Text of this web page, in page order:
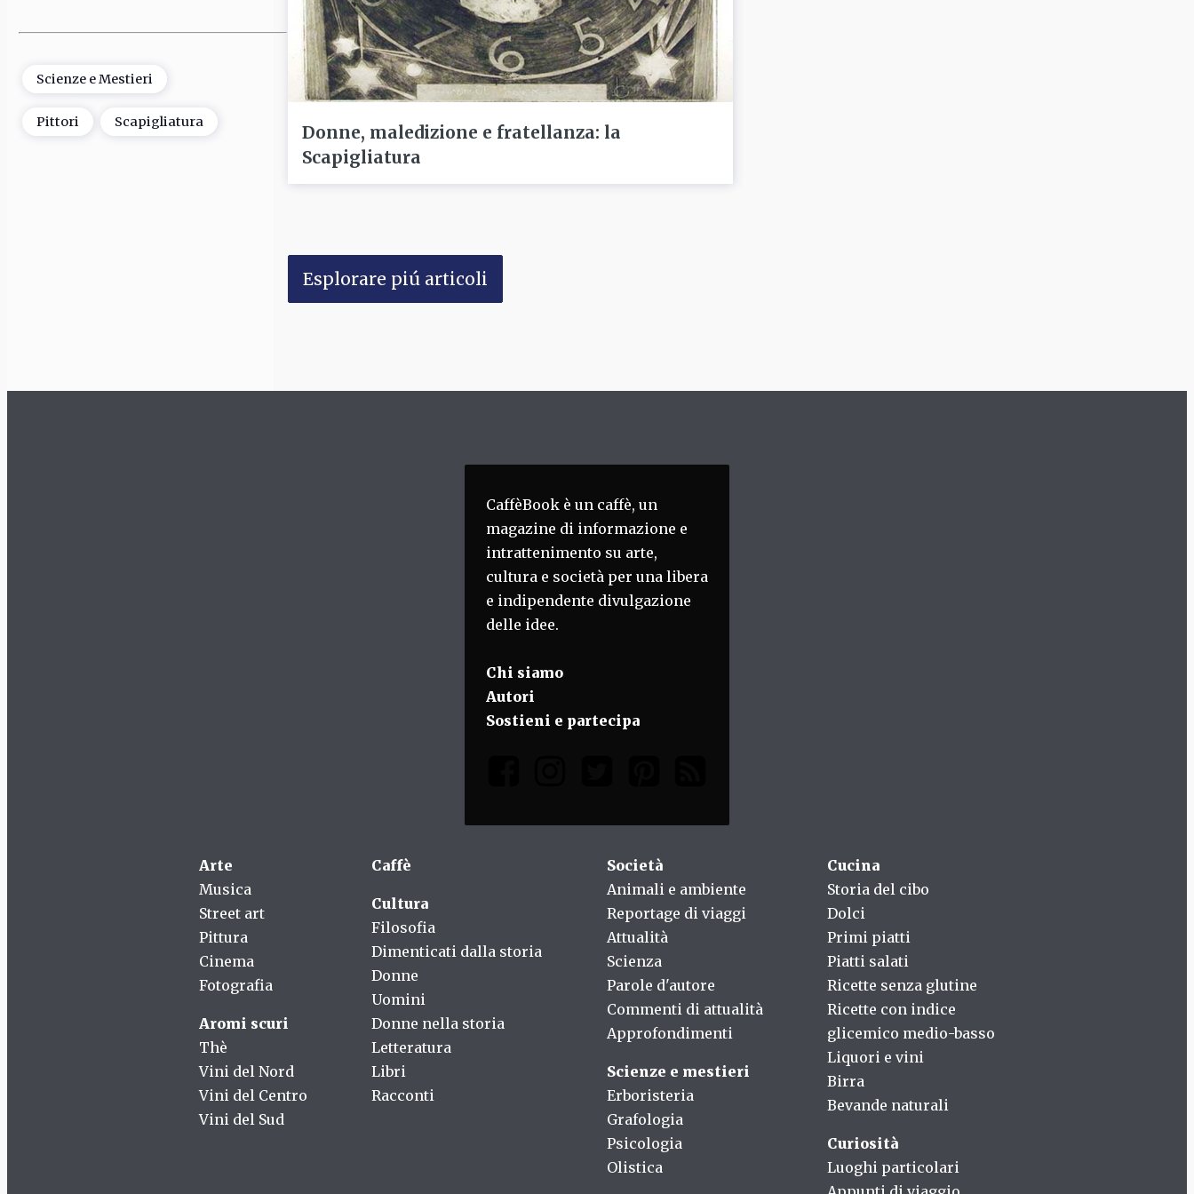
Scienze e Mestieri
Pittori Scapigliatura
Donne, maledizione e fratellanza: la
Scapigliatura
Esplorare piú articoli
CaffèBook è un caffè, un
magazine di informazione e
intrattenimento su arte,
cultura e società per una libera
e indipendente divulgazione
delle idee.
Chi siamo
Autori
Sostieni e partecipa
Arte
Musica
Street art
Pittura
Cinema
Fotografia
Aromi scuri
Thè
Vini del Nord
Vini del Centro
Vini del Sud
Caffè
Cultura
Filosofia
Dimenticati dalla storia
Donne
Uomini
Donne nella storia
Letteratura
Libri
Racconti
Società
Animali e ambiente
Reportage di viaggi
Attualità
Scienza
Parole d'autore
Commenti di attualità
Approfondimenti
Scienze e mestieri
Erboristeria
Grafologia
Psicologia
Olistica
Cucina
Storia del cibo
Dolci
Primi piatti
Piatti salati
Ricette senza glutine
Ricette con indice
glicemico medio-basso
Liquori e vini
Birra
Bevande naturali
Curiosità
Luoghi particolari